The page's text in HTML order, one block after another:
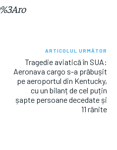
ARTICOLUL URMĂTOR
Tragedie aviatică în SUA:
Aeronava cargo s-a prăbușit
pe aeroportul din Kentucky,
cu un bilanț de cel puțin
șapte persoane decedate și
11 rănite